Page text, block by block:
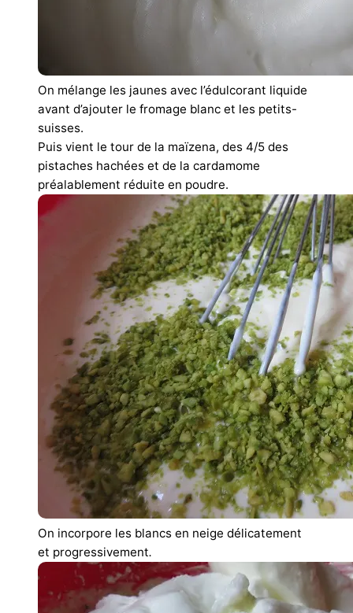
On mélange les jaunes avec l’édulcorant liquide
avant d’ajouter le fromage blanc et les petits-
suisses.
Puis vient le tour de la maïzena, des 4/5 des
pistaches hachées et de la cardamome
préalablement réduite en poudre.
On incorpore les blancs en neige délicatement
et progressivement.